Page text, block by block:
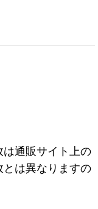
通販サイト上の
は異なりますの